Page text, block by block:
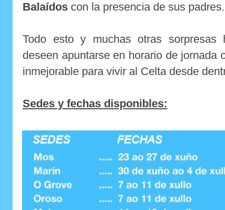
Balaídos con la presencia de sus padres.
Todo esto y muchas otras sorpresas
deseen apuntarse en horario de jornada
inmejorable para vivir al Celta desde
Sedes y fechas disponibles: